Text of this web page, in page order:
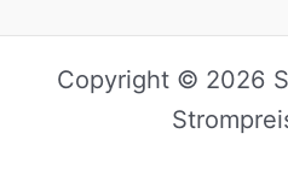
Copyright © 2026